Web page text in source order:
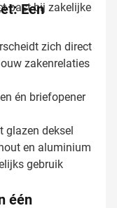
past bij zakelijke
Een
zich direct
zakenrelaties
én briefopener
glazen deksel
en aluminium
gebruik
één